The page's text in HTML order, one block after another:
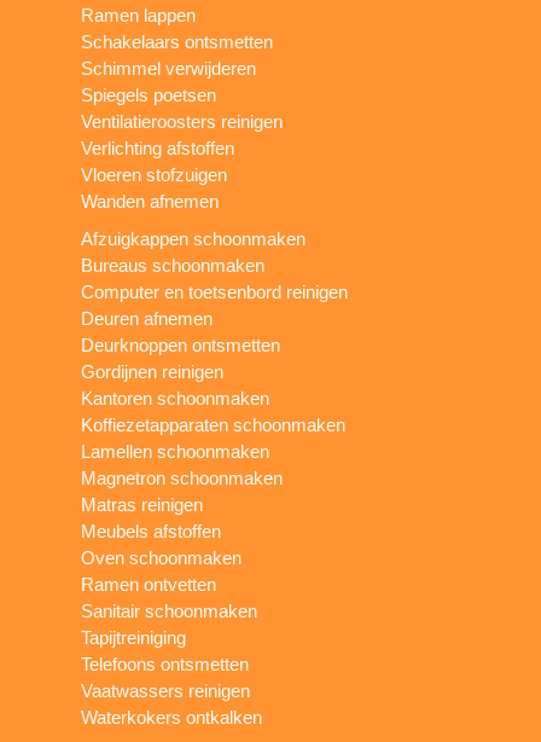
Ramen lappen
Schakelaars ontsmetten
Schimmel verwijderen
Spiegels poetsen
Ventilatieroosters reinigen
Verlichting afstoffen
Vloeren stofzuigen
Wanden afnemen
Afzuigkappen schoonmaken
Bureaus schoonmaken
Computer en toetsenbord reinigen
Deuren afnemen
Deurknoppen ontsmetten
Gordijnen reinigen
Kantoren schoonmaken
Koffiezetapparaten schoonmaken
Lamellen schoonmaken
Magnetron schoonmaken
Matras reinigen
Meubels afstoffen
Oven schoonmaken
Ramen ontvetten
Sanitair schoonmaken
Tapijtreiniging
Telefoons ontsmetten
Vaatwassers reinigen
Waterkokers ontkalken